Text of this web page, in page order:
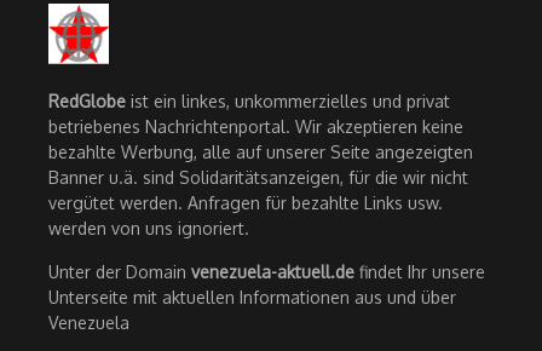
RedGlobe ist ein linkes, unkommerzielles und privat
betriebenes Nachrichtenportal. Wir akzeptieren keine
bezahlte Werbung, alle auf unserer Seite angezeigten
Banner u.ä. sind Solidaritätsanzeigen, für die wir nicht
vergütet werden. Anfragen für bezahlte Links usw.
werden von uns ignoriert.
Unter der Domain venezuela-aktuell.de findet Ihr unsere
Unterseite mit aktuellen Informationen aus und über
Venezuela